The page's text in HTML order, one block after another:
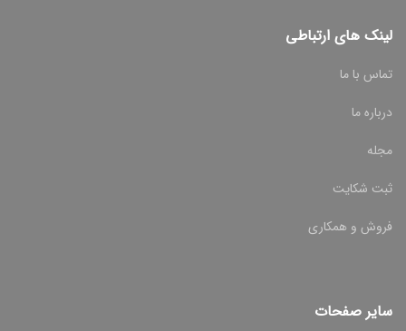
لینک های ارتباطی
تماس با ما
درباره ما
مجله
ثبت شکایت
فروش و همکاری
سایر صفحات